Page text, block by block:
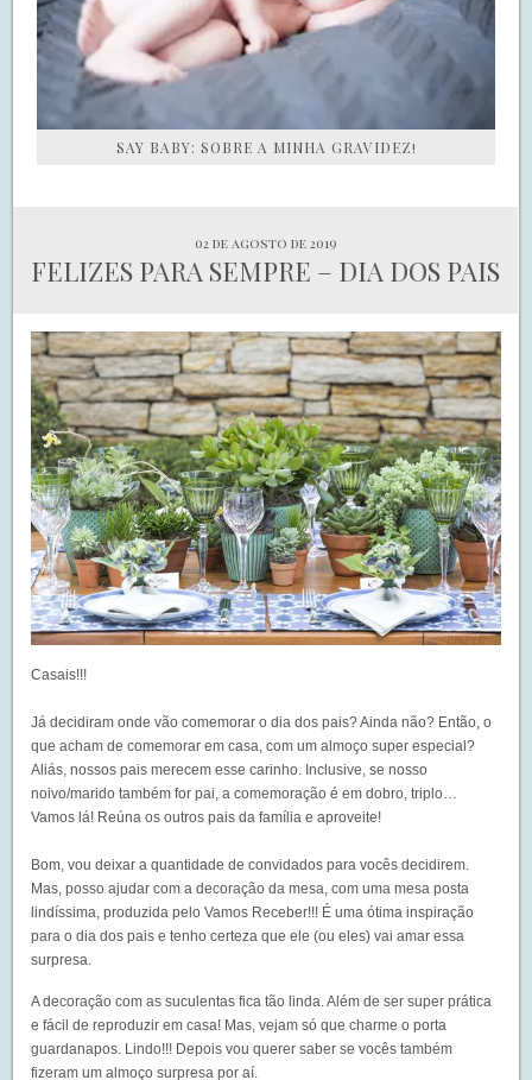
SAY BABY: SOBRE A MINHA GRAVIDEZ!
02 de agosto de 2019
FELIZES PARA SEMPRE – DIA DOS PAIS
Casais!!!
Já decidiram onde vão comemorar o dia dos pais? Ainda não? Então, o
que acham de comemorar em casa, com um almoço super especial?
Aliás, nossos pais merecem esse carinho. Inclusive, se nosso
noivo/marido também for pai, a comemoração é em dobro, triplo…
Vamos lá! Reúna os outros pais da família e aproveite!
Bom, vou deixar a quantidade de convidados para vocês decidirem.
Mas, posso ajudar com a decoração da mesa, com uma mesa posta
lindíssima, produzida peloVamos Receber!!! É uma ótima inspiração
para o dia dos pais e tenho certeza que ele (ou eles) vai amar essa
surpresa.
A decoração com as suculentas fica tão linda. Além de ser super prática
e fácil de reproduzir em casa! Mas, vejam só que charme o porta
guardanapos. Lindo!!! Depois vou querer saber se vocês também
fizeram um almoço surpresa por aí.